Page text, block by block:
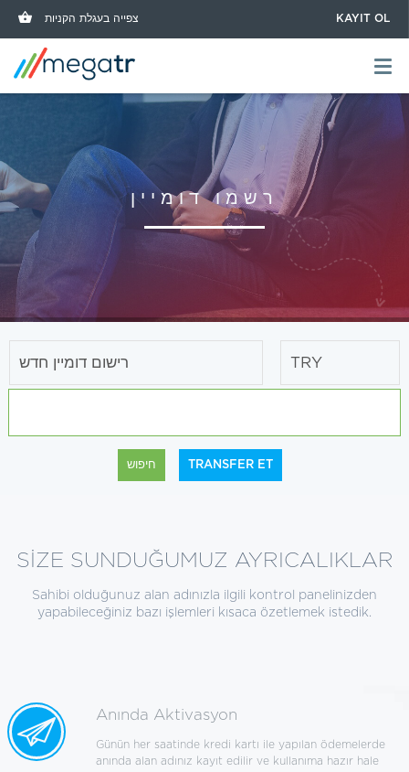
צפייה בעגלת הקניות KAYIT OL
רשמו דומיין
חיפוש TRANSFER ET
SİZE SUNDUĞUMUZ AYRICALIKLAR
Sahibi olduğunuz alan adınızla ilgili kontrol panelinizden
yapabileceğiniz bazı işlemleri kısaca özetlemek istedik.
Anında Aktivasyon
Günün her saatinde kredi kartı ile yapılan ödemelerde
anında alan adınız kayıt edilir ve kullanıma hazır hale